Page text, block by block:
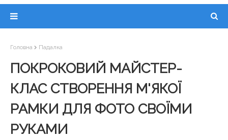
Головна Падалка
ПОКРОКОВИЙ МАЙСТЕР-
КЛАС СТВОРЕННЯ М'ЯКОЇ
РАМКИ ДЛЯ ФОТО СВОЇМИ
РУКАМИ